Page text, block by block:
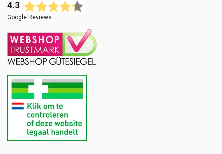
4.3
Google Reviews